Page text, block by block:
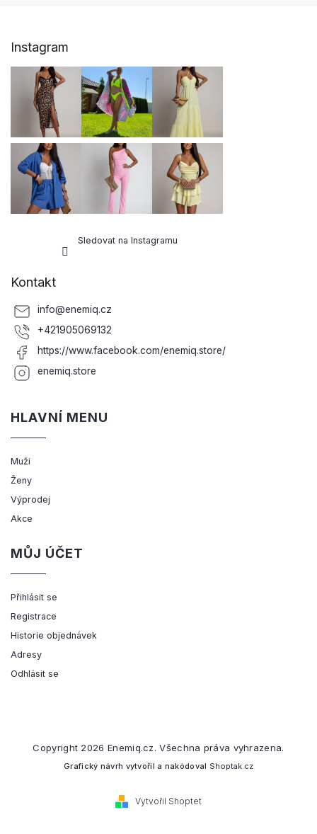
Instagram
Sledovat na Instagramu
Kontakt
info@enemiq.cz
+421905069132
https://www.facebook.com/enemiq.store/
enemiq.store
HLAVNÍ MENU
Muži
Ženy
Výprodej
Akce
MŮJ ÚČET
Přihlásit se
Registrace
Historie objednávek
Adresy
Odhlásit se
Vytvořil Shoptet
Copyright 2026 Enemiq.cz. Všechna práva vyhrazena.
Grafický návrh vytvořil a nakódoval Shoptak.cz